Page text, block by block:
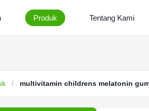
Produk Tentang Kami
/ multivitamin childrens melatonin